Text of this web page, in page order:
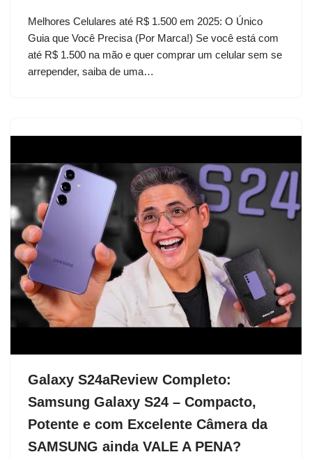
Melhores Celulares até R$ 1.500 em 2025: O Único
Guia que Você Precisa (Por Marca!) Se você está com
até R$ 1.500 na mão e quer comprar um celular sem se
arrepender, saiba de uma…
Galaxy S24aReview Completo:
Samsung Galaxy S24 – Compacto,
Potente e com Excelente Câmera da
SAMSUNG ainda VALE A PENA?